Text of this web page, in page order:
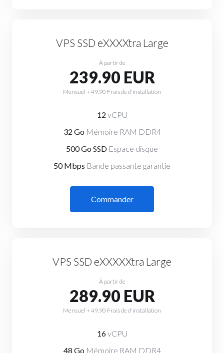
VPS SSD eXXXXtra Large
À partir de
239.90 EUR
Mensuel + 49.90 Frais de d'installation
12 vCPU
32 Go Mémoire RAM DDR4
500 Go SSD Espace disque
50 Mbps Bande passante garantie
Commander
VPS SSD eXXXXXtra Large
À partir de
289.90 EUR
Mensuel + 49.90 Frais de d'installation
16vCPU
48 Go Mémoire RAM DDR4